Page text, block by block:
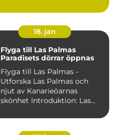
18. jan
Flyga till Las Palmas
Paradisets dörrar öppnas
Flyga till Las Palmas -
Utforska Las Palmas och
njut av Kanarieöarnas
skönhet Introduktion: Las